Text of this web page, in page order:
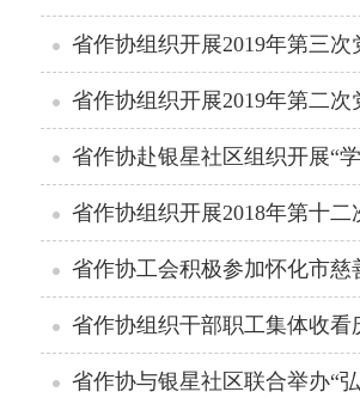
省作协组织开展2019年第三
省作协组织开展2019年第二
省作协赴银星社区组织开展“
省作协组织开展2018年第十
省作协工会积极参加怀化市
省作协组织干部职工集体收看
省作协与银星社区联合举办“